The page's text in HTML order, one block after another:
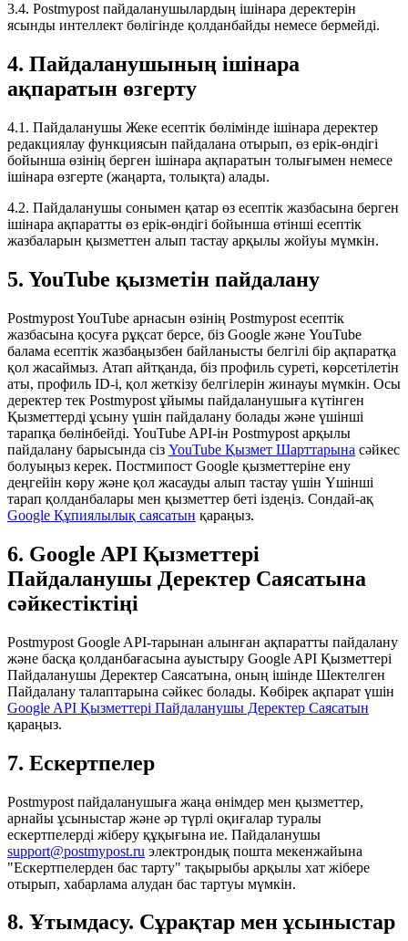
3.4. Postmypost пайдаланушылардың ішінара деректерін
ясынды интеллект бөлігінде қолданбайды немесе бермейді.
4. Пайдаланушының ішінара
ақпаратын өзгерту
4.1. Пайдаланушы Жеке есептік бөлімінде ішінара деректер
редакциялау функциясын пайдалана отырып, өз ерік-өндігі
бойынша өзінің берген ішінара ақпаратын толығымен немесе
ішінара өзгерте (жаңарта, толықта) алады.
4.2. Пайдаланушы сонымен қатар өз есептік жазбасына берген
ішінара ақпаратты өз ерік-өндігі бойынша өтінші есептік
жазбаларын қызметтен алып тастау арқылы жойуы мүмкін.
5. YouTube қызметін пайдалану
Postmypost YouTube арнасын өзінің Postmypost есептік
жазбасына қосуға рұқсат берсе, біз Google және YouTube
балама есептік жазбаңызбен байланысты белгілі бір ақпаратқа
қол жасаймыз. Атап айтқанда, біз профиль суреті, көрсетілетін
аты, профиль ID-і, қол жеткізу белгілерін жинауы мүмкін. Осы
деректер тек Postmypost ұйымы пайдаланушыға күтінген
Қызметтерді ұсыну үшін пайдалану болады және үшінші
тарапқа бөлінбейді. YouTube API-ін Postmypost арқылы
пайдалану барысында сіз YouTube Қызмет Шарттарына сәйкес
болуыңыз керек. Постмипост Google қызметтеріне ену
деңгейін көру және қол жасауды алып тастау үшін Үшінші
тарап қолданбалары мен қызметтер беті іздеңіз. Сондай-ақ
Google Құпиялылық саясатын қараңыз.
6. Google API Қызметтері
Пайдаланушы Деректер Саясатына
сәйкестіктіңі
Postmypost Google API-тарынан алынған ақпаратты пайдалану
және басқа қолданбағасына ауыстыру Google API Қызметтері
Пайдаланушы Деректер Саясатына, оның ішінде Шектелген
Пайдалану талаптарына сәйкес болады. Көбірек ақпарат үшін
Google API Қызметтері Пайдаланушы Деректер Саясатын
қараңыз.
7. Ескертпелер
Postmypost пайдаланушыға жаңа өнімдер мен қызметтер,
арнайы ұсыныстар және әр түрлі оқиғалар туралы
ескертпелерді жіберу құқығына ие. Пайдаланушы
support@postmypost.ru электрондық пошта мекенжайына
"Ескертпелерден бас тарту" тақырыбы арқылы хат жібере
отырып, хабарлама алудан бас тартуы мүмкін.
8. Ұтымдасу. Сұрақтар мен ұсыныстар